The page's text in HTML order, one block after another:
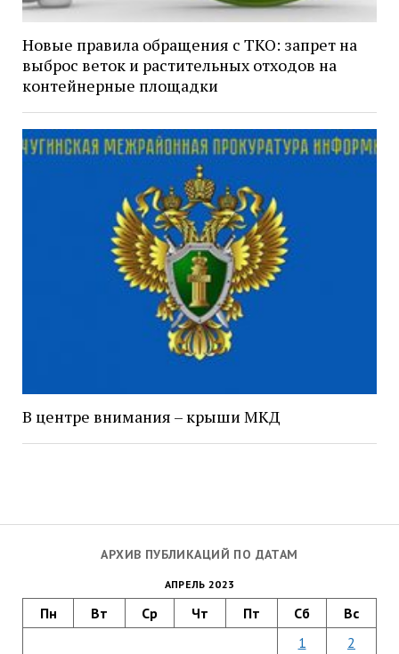
АРХИВ ПУБЛИКАЦИЙ ПО ДАТАМ
АПРЕЛЬ 2023
Пн Вт Ср Чт Пт Сб Вс
1
2
Новые правила обращения с ТКО: запрет на
выброс веток и растительных отходов на
контейнерные площадки
В центре внимания – крыши МКД